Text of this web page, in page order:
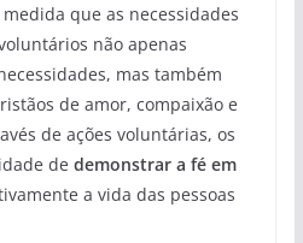
que as necessidades
não apenas
mas também
de amor, compaixão e
de ações voluntárias, os
de demonstrar a fé em
a vida das pessoas